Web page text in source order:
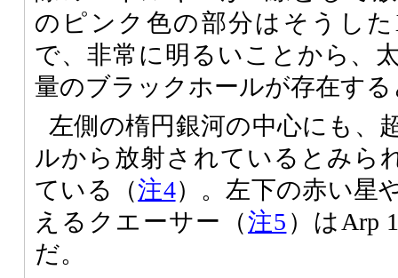
のピンク色の部分はそうし
で、非常に明るいことから、
量のブラックホールが存在す
左側の楕円銀河の中心にも、
ルから放射されているとみら
ている（注4）。左下の赤い星
えるクエーサー（注5 ）はArp
だ。